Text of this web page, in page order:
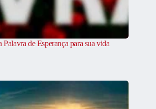
de Esperança para sua vida